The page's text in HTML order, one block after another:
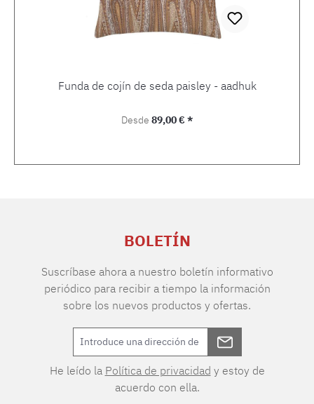
Funda de cojín de seda paisley - aadhuk
Precio normal:
Desde 89,00 € *
BOLETÍN
Suscríbase ahora a nuestro boletín informativo
periódico para recibir a tiempo la información
sobre los nuevos productos y ofertas.
He leído la Política de privacidad y estoy de
acuerdo con ella.